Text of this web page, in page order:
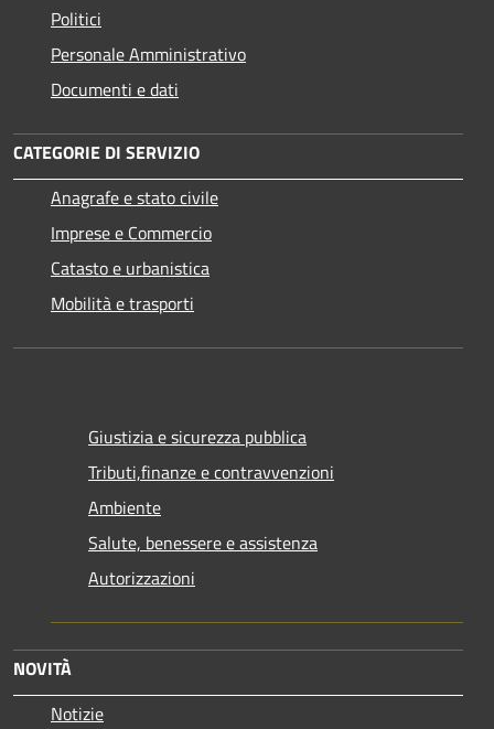
Politici
Personale Amministrativo
Documenti e dati
CATEGORIE DI SERVIZIO
Anagrafe e stato civile
Imprese e Commercio
Catasto e urbanistica
Mobilità e trasporti
Giustizia e sicurezza pubblica
Tributi,finanze e contravvenzioni
Ambiente
Salute, benessere e assistenza
Autorizzazioni
NOVITÀ
Notizie